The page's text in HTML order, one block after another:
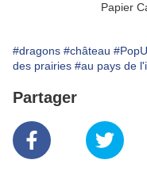
Papier
#dragons #château
des prairies #au pays de
Partager